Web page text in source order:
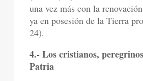
una vez más con la
ya en posesión de la Tierra
24).
4.- Los cristianos,
Patria